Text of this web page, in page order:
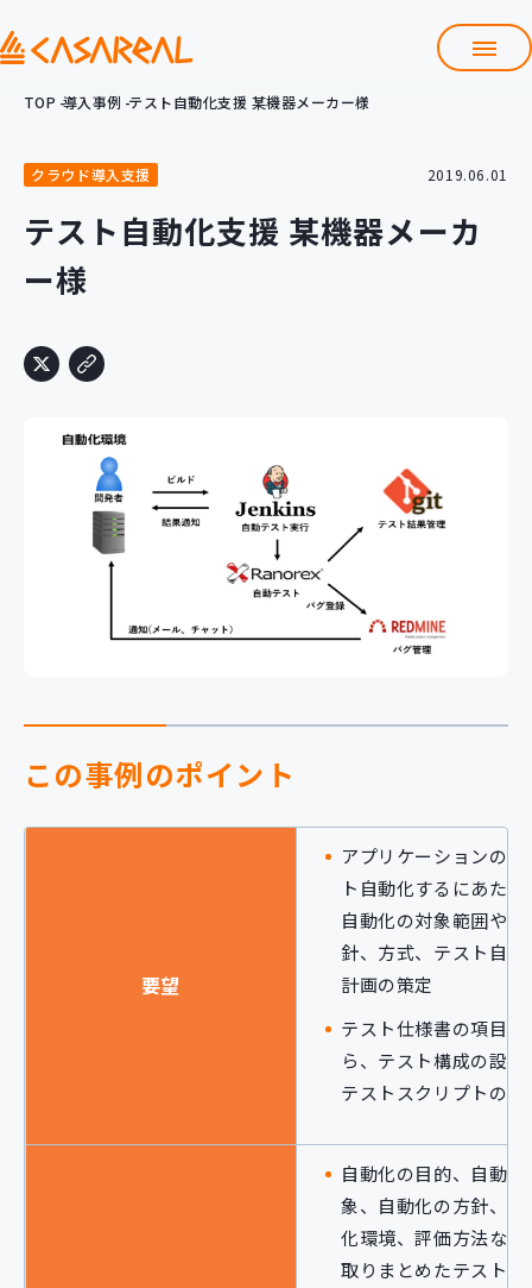
会社情報
サービス
プロダクト開発支援
クラウド導入支援
システム構築支援
定型コース
カスタマイズコース 教材購入
新規開発サービス
採用情報
TOP 導入事例 テスト自動化支援 某機器メーカー様
クラウド導入支援 2019.06.01
テスト自動化支援 某機器メーカ
ー様
この事例のポイント
要望
アプリケーションのテ
ト自動化するにあたり
自動化の対象範囲や方
針、方式、テスト自動
計画の策定
テスト仕様書の項目か
ら、テスト構成の設計
テストスクリプトの実
自動化の目的、自動化
象、自動化の方針、自
化環境、評価方法など
取りまとめたテスト自